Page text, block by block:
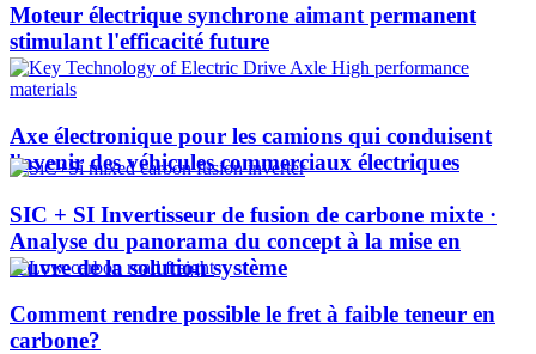
Moteur électrique synchrone aimant permanent
stimulant l'efficacité future
Axe électronique pour les camions qui conduisent
l'avenir des véhicules commerciaux électriques
SIC + SI Invertisseur de fusion de carbone mixte ·
Analyse du panorama du concept à la mise en
œuvre de la solution système
Comment rendre possible le fret à faible teneur en
carbone?